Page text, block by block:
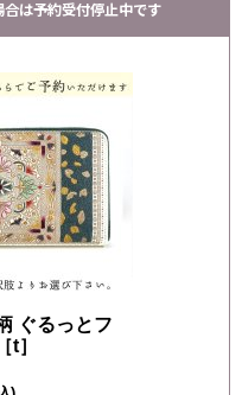
は予約受付停止中です